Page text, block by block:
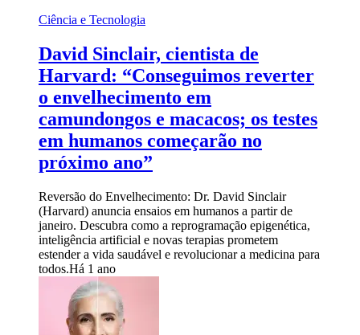
Ciência e Tecnologia
David Sinclair, cientista de
Harvard: “Conseguimos reverter
o envelhecimento em
camundongos e macacos; os testes
em humanos começarão no
próximo ano”
Reversão do Envelhecimento: Dr. David Sinclair
(Harvard) anuncia ensaios em humanos a partir de
janeiro. Descubra como a reprogramação epigenética,
inteligência artificial e novas terapias prometem
estender a vida saudável e revolucionar a medicina para
todos.Há 1 ano